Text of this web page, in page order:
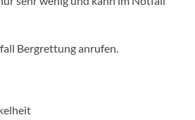
Bergrettung anrufen.